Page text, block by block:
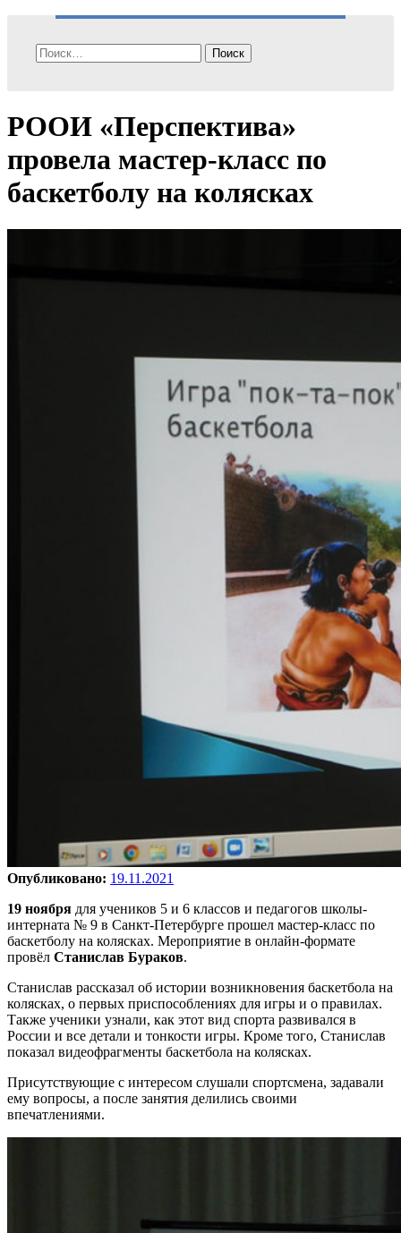
Найти:
РООИ «Перспектива»
провела мастер-класс по
баскетболу на колясках
Опубликовано: 19.11.2021
19 ноября для учеников 5 и 6 классов и педагогов школы-
интерната № 9 в Санкт-Петербурге прошел мастер-класс по
баскетболу на колясках. Мероприятие в онлайн-формате
провёл Станислав Бураков.
Станислав рассказал об истории возникновения баскетбола на
колясках, о первых приспособлениях для игры и о правилах.
Также ученики узнали, как этот вид спорта развивался в
России и все детали и тонкости игры. Кроме того, Станислав
показал видеофрагменты баскетбола на колясках.
Присутствующие с интересом слушали спортсмена, задавали
ему вопросы, а после занятия делились своими
впечатлениями.